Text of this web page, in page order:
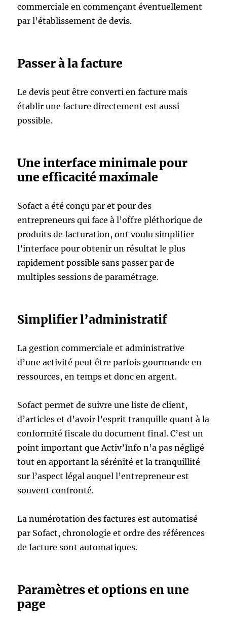
commerciale en commençant éventuellement
par l’établissement de devis.
Passer à la facture
Le devis peut être converti en facture mais
établir une facture directement est aussi
possible.
Une interface minimale pour
une efficacité maximale
Sofact a été conçu par et pour des
entrepreneurs qui face à l’offre pléthorique de
produits de facturation, ont voulu simplifier
l’interface pour obtenir un résultat le plus
rapidement possible sans passer par de
multiples sessions de paramétrage.
Simplifier l’administratif
La gestion commerciale et administrative
d’une activité peut être parfois gourmande en
ressources, en temps et donc en argent.
Sofact permet de suivre une liste de client,
d’articles et d’avoir l’esprit tranquille quant à la
conformité fiscale du document final. C’est un
point important que Activ’Info n’a pas négligé
tout en apportant la sérénité et la tranquillité
sur l’aspect légal auquel l’entrepreneur est
souvent confronté.
La numérotation des factures est automatisé
par Sofact, chronologie et ordre des références
de facture sont automatiques.
Paramètres et options en une
page